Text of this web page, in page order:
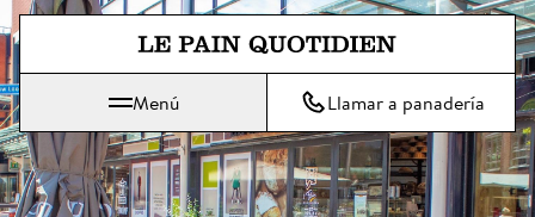
Ir directamente al contenido
Le Pain Quotidien significa: El pan de cada día
Menú Llamar a panadería